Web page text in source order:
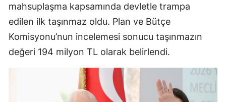
mahsuplaşma kapsamında devletle trampa
edilen ilk taşınmaz oldu. Plan ve Bütçe
Komisyonu’nun incelemesi sonucu taşınmazın
değeri 194 milyon TL olarak belirlendi.